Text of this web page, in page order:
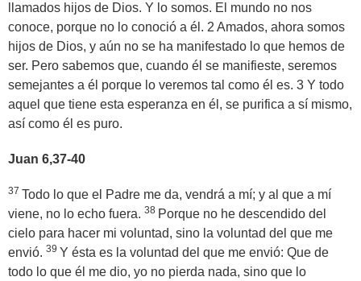
llamados hijos de Dios. Y lo somos. El mundo no nos
conoce, porque no lo conoció a él. 2 Amados, ahora somos
hijos de Dios, y aún no se ha manifestado lo que hemos de
ser. Pero sabemos que, cuando él se manifieste, seremos
semejantes a él porque lo veremos tal como él es. 3 Y todo
aquel que tiene esta esperanza en él, se purifica a sí mismo,
así como él es puro.
Juan 6,37-40
37 Todo lo que el Padre me da, vendrá a mí; y al que a mí
viene, no lo echo fuera. 38 Porque no he descendido del
cielo para hacer mi voluntad, sino la voluntad del que me
envió. 39 Y ésta es la voluntad del que me envió: Que de
todo lo que él me dio, yo no pierda nada, sino que lo